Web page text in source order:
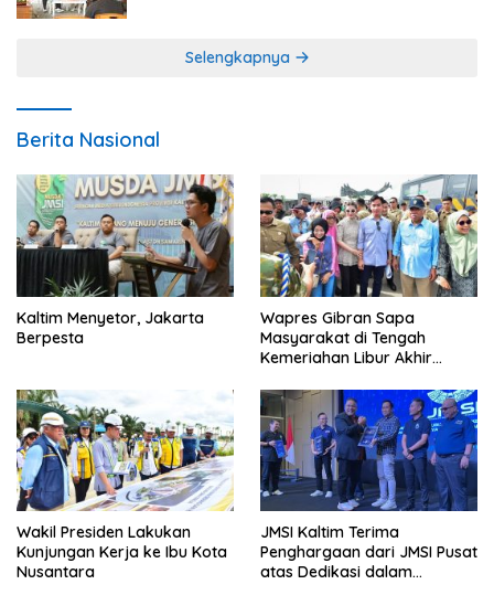
Selengkapnya
Berita Nasional
Kaltim Menyetor, Jakarta
Berpesta
Wapres Gibran Sapa
Masyarakat di Tengah
Kemeriahan Libur Akhir
Wakil Presiden Lakukan
Kunjungan Kerja ke Ibu Kota
Nusantara
JMSI Kaltim Terima
Penghargaan dari JMSI Pusat
atas Dedikasi dalam